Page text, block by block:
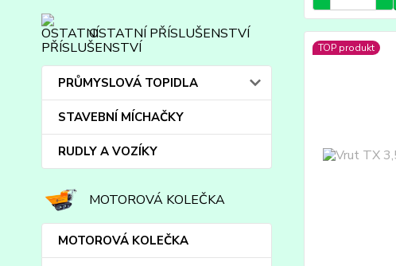
OSTATNÍ PŘÍSLUŠENSTVÍ
PRŮMYSLOVÁ TOPIDLA
STAVEBNÍ MÍCHAČKY
RUDLY A VOZÍKY
MOTOROVÁ KOLEČKA
MOTOROVÁ KOLEČKA
TOP produkt